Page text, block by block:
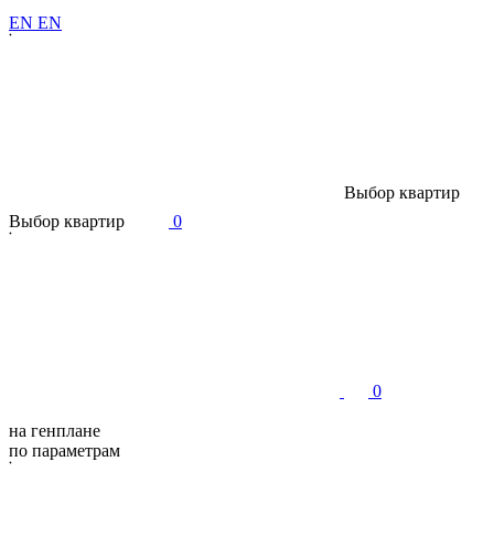
EN EN
Выбор квартир
Выбор квартир 0
0
на генплане
по параметрам